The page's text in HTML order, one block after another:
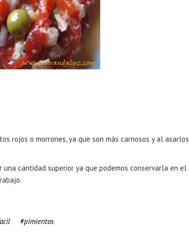
rojos o morrones, ya que son más carnosos y al asarlos
una cantidad superior ya que podemos conservarla en el
pimientos